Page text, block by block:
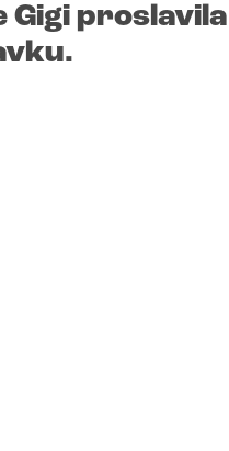
Gigi proslavila